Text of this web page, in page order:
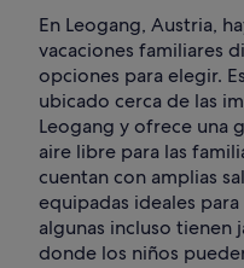
En Leogang, Austria,
vacaciones familiares
opciones para elegir.
ubicado cerca de las
Leogang y ofrece una
aire libre para las
cuentan con amplias
equipadas ideales
algunas incluso tienen
donde los niños